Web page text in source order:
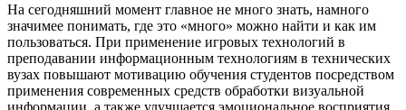
На сегодняшний момент главное не много знать, намного
значимее понимать, где это «много» можно найти и как им
пользоваться. При применение игровых технологий в
преподавании информационным технологиям в технических
вузах повышают мотивацию обучения студентов посредством
применения современных средств обработки визуальной
информации, а также улучшается эмоциональное восприятия